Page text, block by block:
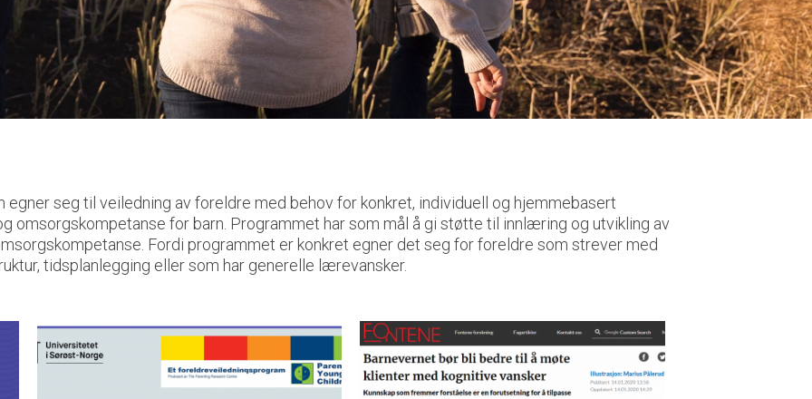
seg til veiledning av foreldre med behov for konkret, individuell og hjemmebasert
omsorgskompetanse for barn. Programmet har som mål å gi støtte til innlæring og utvikling av
Fordi programmet er konkret egner det seg for foreldre som strever med
tidsplanlegging eller som har generelle lærevansker.